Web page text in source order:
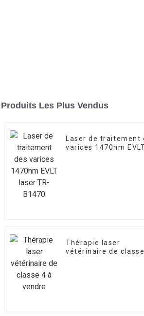
Produits Les Plus Vendus
Laser de traitement
varices 1470nm
Thérapie laser
vétérinaire de